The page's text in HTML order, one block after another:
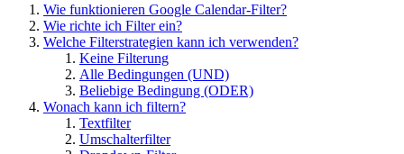
Wie funktionieren Google Calendar-Filter?
Wie richte ich Filter ein?
Welche Filterstrategien kann ich verwenden?
Keine Filterung
Alle Bedingungen (UND)
Beliebige Bedingung (ODER)
Wonach kann ich filtern?
Textfilter
Umschalterfilter